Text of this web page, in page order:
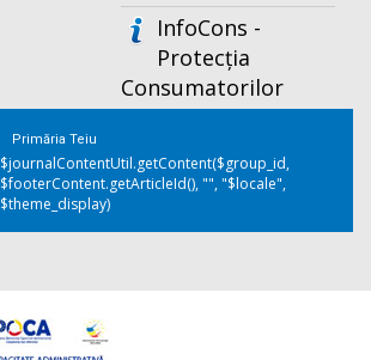
InfoCons -
Protecția
Consumatorilor
Primăria Teiu
$journalContentUtil.getContent($group_id,
$footerContent.getArticleId(), "", "$locale",
$theme_display)